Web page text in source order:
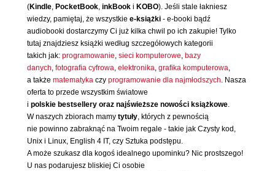
(Kindle, PocketBook, inkBook i KOBO). Jeśli stale łakniesz
wiedzy, pamiętaj, że wszystkie e-książki - e-booki bądź
audiobooki dostarczymy Ci już kilka chwil po ich zakupie! Tylko
tutaj znajdziesz książki według szczegółowych kategorii
takich jak: programowanie, sieci komputerowe, bazy
danych, fotografia cyfrowa, elektronika, grafika komputerowa,
a także matematyka czy programowanie dla najmłodszych. Nasza
oferta to przede wszystkim światowe
i polskie bestsellery oraz najświeższe nowości książkowe.
W naszych zbiorach mamy tytuły, których z pewnością
nie powinno zabraknąć na Twoim regale - takie jak Czysty kod,
Unix i Linux, English 4 IT, czy Sztuka podstępu.
A może szukasz dla kogoś idealnego upominku? Nic prostszego!
U nas podarujesz bliskiej Ci osobie